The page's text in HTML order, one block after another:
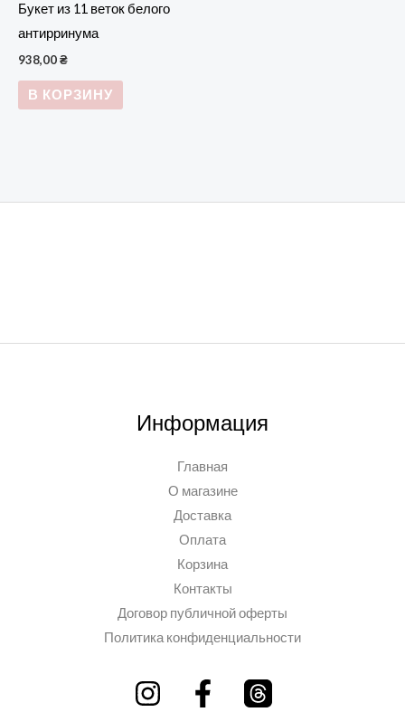
Букет из 11 веток белого
антирринума
938,00₴
В КОРЗИНУ
Информация
Главная
О магазине
Доставка
Оплата
Корзина
Контакты
Договор публичной оферты
Политика конфиденциальности